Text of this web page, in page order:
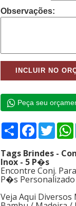
Observações:
Peça seu
Compartilhar
Facebook
Tags Brindes -
Inox - 5 P�s
Encontre Conj.
P�s
Veja Aqui Diversos